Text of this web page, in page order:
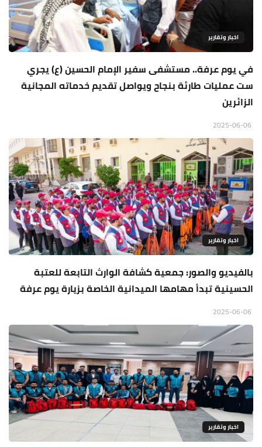
اخبار وتقارير
في يوم عرفة.. مستشفى سفير الإمام الحسين (ع) يجري
ست عمليات طارئة بنجاح ويواصل تقديم خدماته المجانية
الزائرين
اخبار وتقارير
بالفيديو والصور: جمعية كشافة الوارث التابعة للعتبة
الحسينية تبدأ مهامها الميدانية الخاصة بزيارة يوم عرفة
اخبار وتقارير